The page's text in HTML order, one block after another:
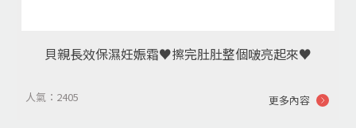
貝親長效保濕妊娠霜♥️擦完肚肚整個啵亮起來♥️
人氣：2405 更多內容